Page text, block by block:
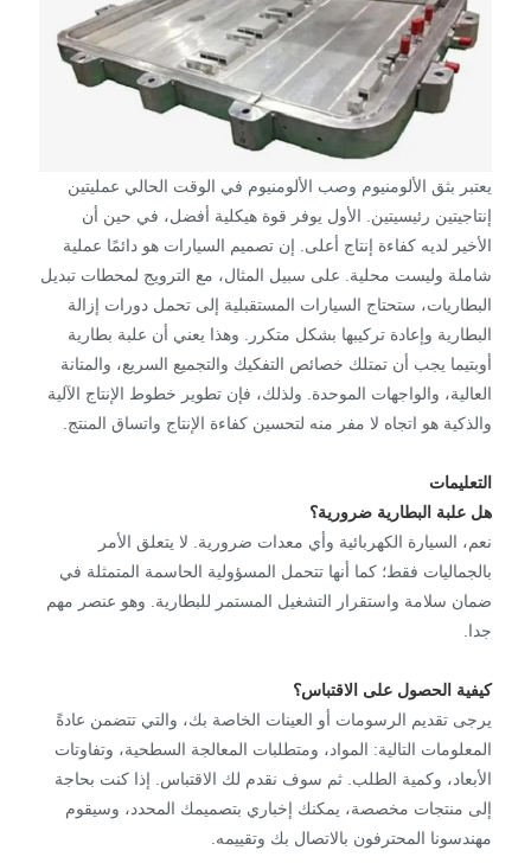
يعتبر بثق الألومنيوم وصب الألومنيوم في الوقت الحالي عمليتين
إنتاجيتين رئيسيتين. الأول يوفر قوة هيكلية أفضل، في حين أن
الأخير لديه كفاءة إنتاج أعلى. إن تصميم السيارات هو دائمًا عملية
شاملة وليست محلية. على سبيل المثال، مع الترويج لمحطات تبديل
البطاريات، ستحتاج السيارات المستقبلية إلى تحمل دورات إزالة
البطارية وإعادة تركيبها بشكل متكرر. وهذا يعني أن علبة بطارية
أوبتيما يجب أن تمتلك خصائص التفكيك والتجميع السريع، والمتانة
العالية، والواجهات الموحدة. ولذلك، فإن تطوير خطوط الإنتاج الآلية
والذكية هو اتجاه لا مفر منه لتحسين كفاءة الإنتاج واتساق المنتج.
التعليمات
هل علبة البطارية ضرورية؟
نعم، السيارة الكهربائية وأي معدات ضرورية. لا يتعلق الأمر
بالجماليات فقط؛ كما أنها تتحمل المسؤولية الحاسمة المتمثلة في
ضمان سلامة واستقرار التشغيل المستمر للبطارية. وهو عنصر مهم
جدا.
كيفية الحصول على الاقتباس؟
يرجى تقديم الرسومات أو العينات الخاصة بك، والتي تتضمن عادةً
المعلومات التالية: المواد، ومتطلبات المعالجة السطحية، وتفاوتات
الأبعاد، وكمية الطلب. ثم سوف نقدم لك الاقتباس. إذا كنت بحاجة
إلى منتجات مخصصة، يمكنك إخباري بتصميمك المحدد، وسيقوم
مهندسونا المحترفون بالاتصال بك وتقييمه.